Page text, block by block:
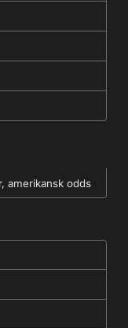
amerikansk odds